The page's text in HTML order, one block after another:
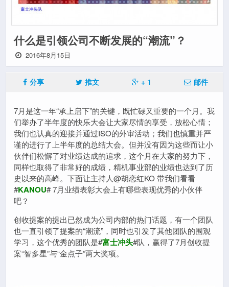
什么是引领公司不断发展的“潮流”？
2016年8月15日
分享 推文 + 1 邮件
7月是这一年“承上启下”的关键，既忙碌又重要的一个月。我
们举办了半年度的快乐大会让大家尽情的享受，放松心情；
我们也认真的迎接并通过ISO的外审活动；我们也慎重并严
谨的进行了上半年度的总结大会。但并没有因为这些而让小
伙伴们松懈了对业绩达成的追求，这个月在大家的努力下，
同样也取得了非常好的成绩，精机事业部的业绩也达到了历
史以来的高峰。下面让主持人@胡恋红KO 带我们看看
#KANOU# 7月业绩表彰大会上有哪些表现优秀的小伙伴
吧？
创收提案的提出已然成为公司内部的热门话题，有一个团队
也一直引领了提案的“潮流”，同时也引发了其他团队的围观
学习，这个优秀的团队是#富士冲头#队，赢得了7月创收提
案“智多星”与“金点子”两大奖项。